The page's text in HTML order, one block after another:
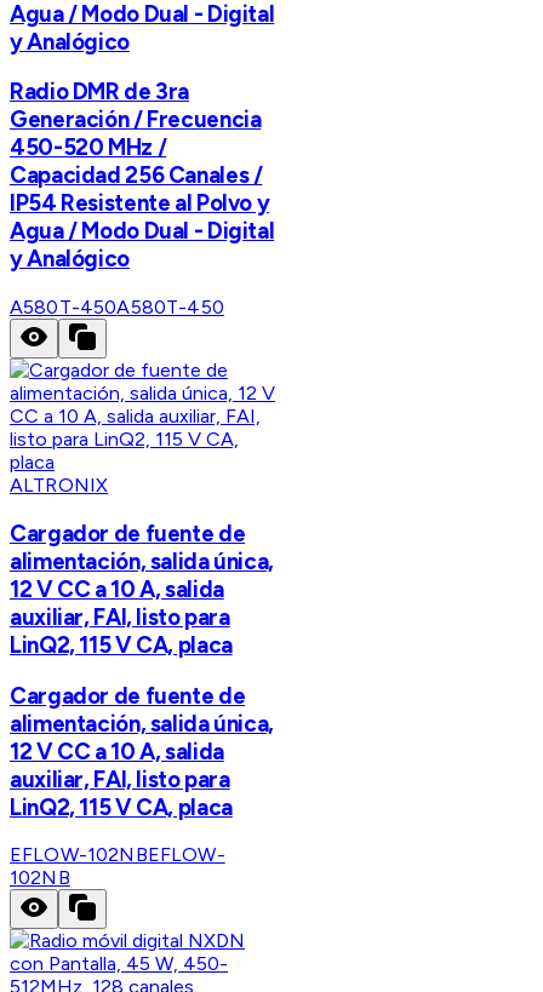
Agua / Modo Dual - Digital
y Analógico
Radio DMR de 3ra
Generación / Frecuencia
450-520 MHz /
Capacidad 256 Canales /
IP54 Resistente al Polvo y
Agua / Modo Dual - Digital
y Analógico
A580T-450A580T-450
ALTRONIX
Cargador de fuente de
alimentación, salida única,
12 V CC a 10 A, salida
auxiliar, FAI, listo para
LinQ2, 115 V CA, placa
Cargador de fuente de
alimentación, salida única,
12 V CC a 10 A, salida
auxiliar, FAI, listo para
LinQ2, 115 V CA, placa
EFLOW-102NBEFLOW-
102NB